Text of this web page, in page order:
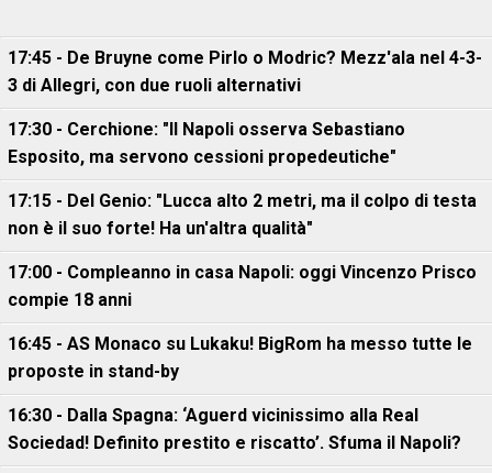
17:45 - De Bruyne come Pirlo o Modric? Mezz'ala nel 4-3-
3 di Allegri, con due ruoli alternativi
17:30 - Cerchione: "Il Napoli osserva Sebastiano
Esposito, ma servono cessioni propedeutiche"
17:15 - Del Genio: "Lucca alto 2 metri, ma il colpo di testa
non è il suo forte! Ha un'altra qualità"
17:00 - Compleanno in casa Napoli: oggi Vincenzo Prisco
compie 18 anni
16:45 - AS Monaco su Lukaku! BigRom ha messo tutte le
proposte in stand-by
16:30 - Dalla Spagna: ‘Aguerd vicinissimo alla Real
Sociedad! Definito prestito e riscatto’. Sfuma il Napoli?